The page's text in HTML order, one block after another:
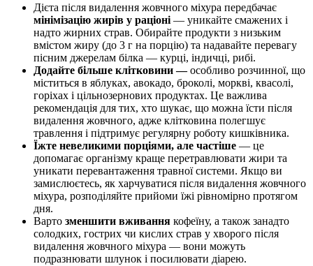
Дієта після видалення жовчного міхура передбачає
мінімізацію жирів у раціоні — уникайте смажених і
надто жирних страв. Обирайте продукти з низьким
вмістом жиру (до 3 г на порцію) та надавайте перевагу
пісним джерелам білка — курці, індичці, рибі.
Додайте більше клітковини —особливо розчинної, що
міститься в яблуках, авокадо, броколі, моркві, квасолі,
горіхах і цільнозернових продуктах. Це важлива
рекомендація для тих, хто шукає, що можна їсти після
видалення жовчного, адже клітковина полегшує
травлення і підтримує регулярну роботу кишківника.
Їжте невеликими порціями, але частіше — це
допомагає організму краще перетравлювати жири та
уникати перевантаження травної системи. Якщо ви
замислюєтесь, як харчуватися після видалення жовчного
міхура, розподіляйте прийоми їжі рівномірно протягом
дня.
Варто зменшити вживання кофеїну, а також занадто
солодких, гострих чи кислих страв у хворого після
видалення жовчного міхура — вони можуть
подразнювати шлунок і посилювати діарею.